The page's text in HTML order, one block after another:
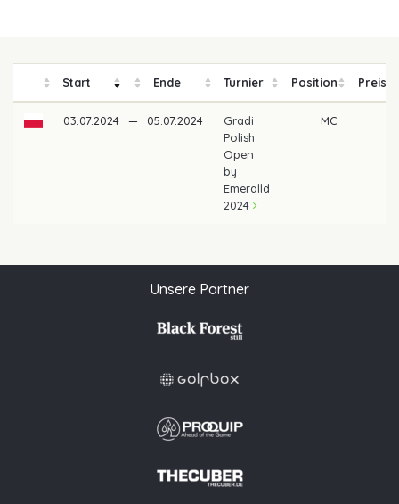
Start Ende Turnier Position
03.07.2024 — 05.07.2024
Gradi
Polish
Open
by
Emeralld
2024
MC
Unsere Partner